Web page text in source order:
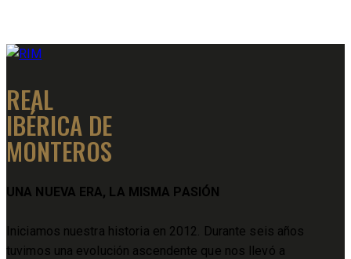
REAL
IBÉRICA DE
MONTEROS
UNA NUEVA ERA, LA MISMA PASIÓN
Iniciamos nuestra historia en 2012. Durante seis años
tuvimos una evolución ascendente que nos llevó a